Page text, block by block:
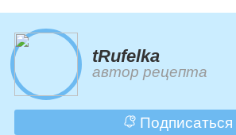
tRufelka
автор рецепта
Подписаться